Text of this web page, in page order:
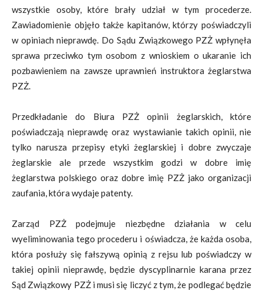
wszystkie osoby, które brały udział w tym procederze.
Zawiadomienie objęło także kapitanów, którzy poświadczyli
w opiniach nieprawdę. Do Sądu Związkowego PZŻ wpłynęła
sprawa przeciwko tym osobom z wnioskiem o ukaranie ich
pozbawieniem na zawsze uprawnień instruktora żeglarstwa
PZŻ.
Przedkładanie do Biura PZŻ opinii żeglarskich, które
poświadczają nieprawdę oraz wystawianie takich opinii, nie
tylko narusza przepisy etyki żeglarskiej i dobre zwyczaje
żeglarskie ale przede wszystkim godzi w dobre imię
żeglarstwa polskiego oraz dobre imię PZŻ jako organizacji
zaufania, która wydaje patenty.
Zarząd PZŻ podejmuje niezbędne działania w celu
wyeliminowania tego procederu i oświadcza, że każda osoba,
która posłuży się fałszywą opinią z rejsu lub poświadczy w
takiej opinii nieprawdę, będzie dyscyplinarnie karana przez
Sąd Związkowy PZŻ i musi się liczyć z tym, że podlegać będzie